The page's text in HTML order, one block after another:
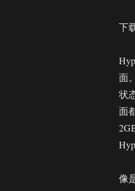
下
面
状
面
像